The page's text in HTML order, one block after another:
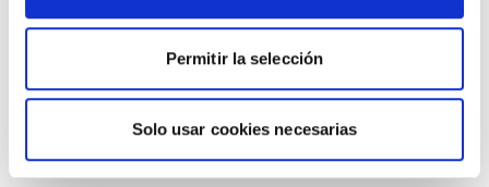
Permitir la selección
Solo usar cookies necesarias